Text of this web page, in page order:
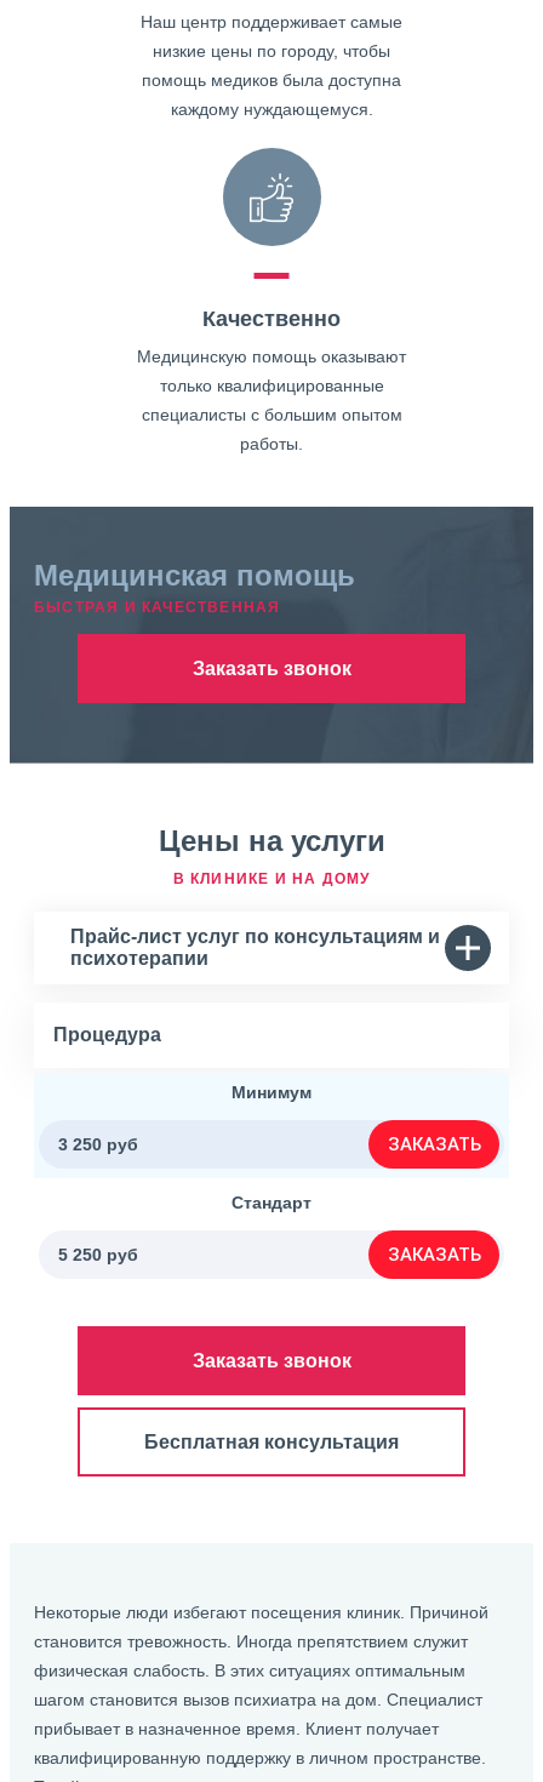
Наш центр поддерживает самые
низкие цены по городу, чтобы
помощь медиков была доступна
каждому нуждающемуся.
Качественно
Медицинскую помощь оказывают
только квалифицированные
специалисты с большим опытом
работы.
Медицинская помощь
БЫСТРАЯ И КАЧЕСТВЕННАЯ
Заказать звонок
Цены на услуги
В КЛИНИКЕ И НА ДОМУ
Прайс-лист услуг по консультациям и
психотерапии
Процедура
Минимум
3 250 руб ЗАКАЗАТЬ
Стандарт
5 250 руб ЗАКАЗАТЬ
Заказать звонок
Бесплатная консультация
Некоторые люди избегают посещения клиник. Причиной
становится тревожность. Иногда препятствием служит
физическая слабость. В этих ситуациях оптимальным
шагом становится вызов психиатра на дом. Специалист
прибывает в назначенное время. Клиент получает
квалифицированную поддержку в личном пространстве.